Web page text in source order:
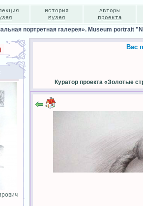
История
Музея
Авторы
проекта
портретная галерея». Museum portrait
Вас
Куратор проекта «Золотые